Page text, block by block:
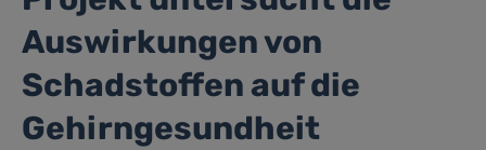
Auswirkungen von
Schadstoffen auf die
Gehirngesundheit